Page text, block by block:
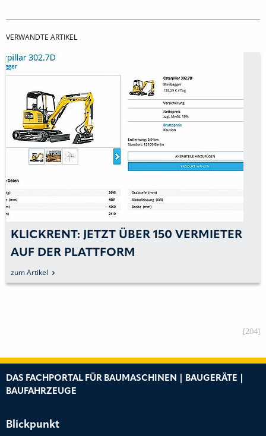
VERWANDTE ARTIKEL
KLICKRENT: JETZT ÜBER 150 VERMIETER
AUF DER PLATTFORM
zum Artikel
[204]
DAS FACHPORTAL FÜR BAUMASCHINEN | BAUGERÄTE |
BAUFAHRZEUGE
Blickpunkt